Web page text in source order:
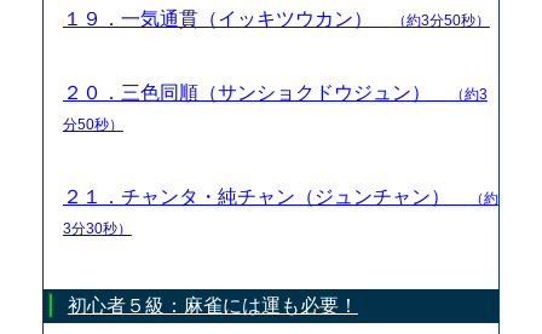
１９．一気通貫（イッキツウカン） （約3分50秒）
２０．三色同順（サンショクドウジュン）
（約3
分50秒）
２１．チャンタ・純チャン（ジュンチャン）
（約
3分30秒）
初心者５級：麻雀には運も必要！